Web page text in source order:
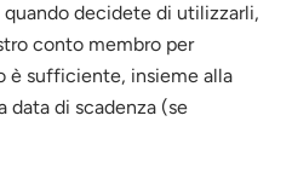
decidete di utilizzarli,
conto membro per
è sufficiente, insieme alla
data di scadenza (se